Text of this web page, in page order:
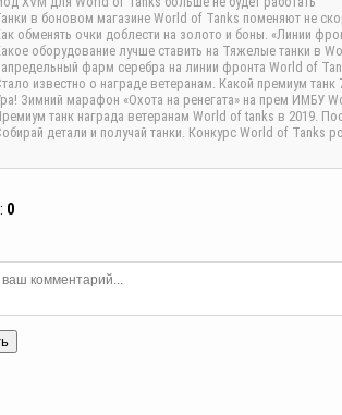
в боновом магазине World of Tanks поменяют не
обменять очки доблести на золото и боны. «Линии
оборудование лучше ставить на Тяжелые танки в
фарм серебра на линии фронта World of
известно о награде ветеранам. Какой премиум танк
Зимний марафон «Охота на ренегата» на прем ИМБУ
танк награда ветеранам World of tanks в 2019.
детали и получай танки. Конкурс World of Tanks
: 0